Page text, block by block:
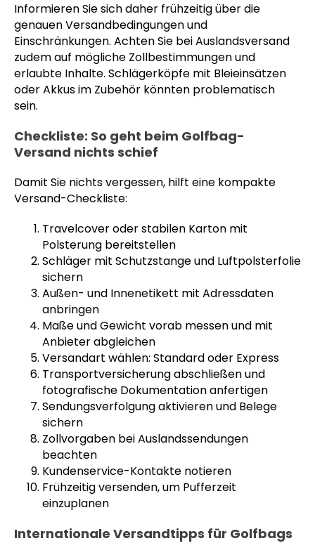
Informieren Sie sich daher frühzeitig über die
genauen Versandbedingungen und
Einschränkungen. Achten Sie bei Auslandsversand
zudem auf mögliche Zollbestimmungen und
erlaubte Inhalte. Schlägerköpfe mit Bleieinsätzen
oder Akkus im Zubehör könnten problematisch
sein.
Checkliste: So geht beim Golfbag-
Versand nichts schief
Damit Sie nichts vergessen, hilft eine kompakte
Versand-Checkliste:
Travelcover oder stabilen Karton mit
Polsterung bereitstellen
Schläger mit Schutzstange und Luftpolsterfolie
sichern
Außen- und Innenetikett mit Adressdaten
anbringen
Maße und Gewicht vorab messen und mit
Anbieter abgleichen
Versandart wählen: Standard oder Express
Transportversicherung abschließen und
fotografische Dokumentation anfertigen
Sendungsverfolgung aktivieren und Belege
sichern
Zollvorgaben bei Auslandssendungen
beachten
Kundenservice-Kontakte notieren
Frühzeitig versenden, um Pufferzeit
einzuplanen
Internationale Versandtipps für Golfbags